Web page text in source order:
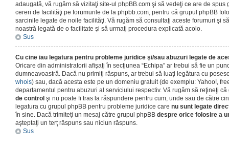
adaugată, vă rugăm să vizitaţi site-ul phpBB.com şi să vedeţi ce are de
cereri de facilităţi pe forumurile de la phpbb.com, pentru că grupul phpBB
sarcinile legate de noile facilităţi. Vă rugăm să consultaţi aceste forumuri şi
noastră legată de o facilitate şi să urmaţi procedura explicată acolo.
Sus
Cu cine iau legatura pentru probleme juridice şi/sau abuzuri legate de
Oricare din administratorii afişaţi în secţiunea “Echipa” ar trebui să fie un
dumneavoastră. Dacă nu primiţi răspuns, ar trebui să luaţi legătura cu
whois) sau, dacă acesta este pe un domeniu gratuit (de exemplu: Yahoo!,
departamentul pentru abuzuri al serviciului respectiv. Vă rugăm să reţineţi
de control şi nu poate fi tras la răspundere pentru cum, unde sau de către
legatura cu grupul phpBB pentru probleme juridice care nu sunt legate
în sine. Dacă trimiteţi un mesaj către grupul phpBB despre orice folosire a
aşteptaţi un terţ răspuns sau niciun răspuns.
Sus